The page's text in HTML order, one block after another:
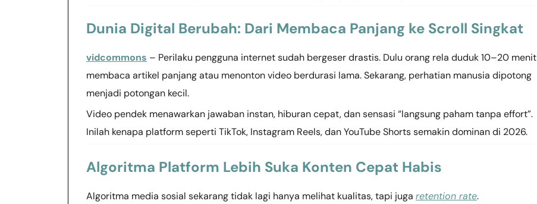
Dunia Digital Berubah: Dari Membaca Panjang ke Scroll Singkat
vidcommons – Perilaku pengguna internet sudah bergeser drastis. Dulu orang rela duduk 10–20 menit
membaca artikel panjang atau menonton video berdurasi lama. Sekarang, perhatian manusia dipotong
menjadi potongan kecil.
Video pendek menawarkan jawaban instan, hiburan cepat, dan sensasi “langsung paham tanpa effort”.
Inilah kenapa platform seperti TikTok, Instagram Reels, dan YouTube Shorts semakin dominan di 2026.
Algoritma Platform Lebih Suka Konten Cepat Habis
Algoritma media sosial sekarang tidak lagi hanya melihat kualitas, tapi juga retention rate.